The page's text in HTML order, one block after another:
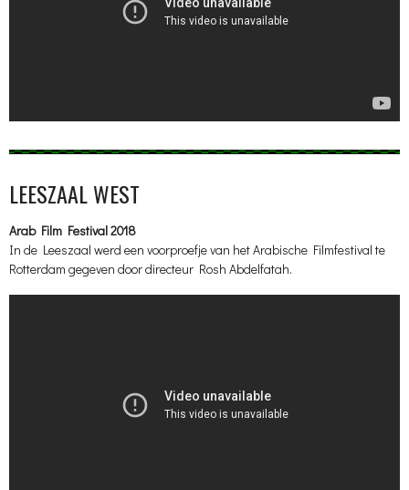
LEESZAAL WEST
Arab Film Festival 2018
In de Leeszaal werd een voorproefje van het Arabische Filmfestival te
Rotterdam gegeven door directeur Rosh Abdelfatah.